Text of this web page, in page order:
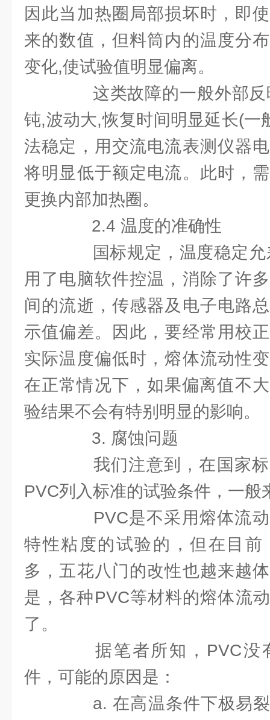
因此当加热圈局部损坏时，即
来的数值，但料筒内的温度分
变化,使试验值明显偏离。
这类故障的一般外部反
钝,波动大,恢复时间明显延长(一
法稳定，用交流电流表测仪器
将明显低于额定电流。此时，
更换内部加热圈。
2.4 温度的准确性
国标规定，温度稳定允
用了电脑软件控温，消除了许
间的流逝，传感器及电子电路
示值偏差。因此，要经常用校
实际温度偏低时，熔体流动性
在正常情况下，如果偏离值不
验结果不会有特别明显的影响。
3. 腐蚀问题
我们注意到，在国家标
PVC列入标准的试验条件，一般
PVC是不采用熔体流动
特性粘度的试验的，但在目前
多，五花八门的改性也越来越
是，各种PVC等材料的熔体流
了。
据笔者所知，PVC没
件，可能的原因是：
a. 在高温条件下极易裂